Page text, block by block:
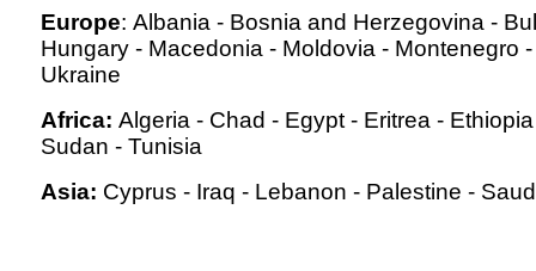
Europe: Albania - Bosnia and Herzegovina -
Hungary - Macedonia - Moldovia - Montenegro
Ukraine
Africa: Algeria - Chad - Egypt- Eritrea - Ethiopia
Sudan - Tunisia
Asia: Cyprus - Iraq - Lebanon - Palestine -